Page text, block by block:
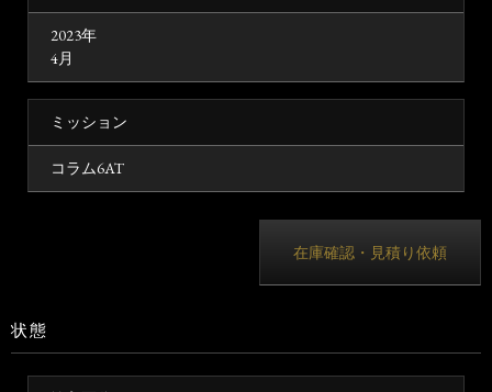
2023年
4月
ミッション
コラム6AT
在庫確認・見積り依頼
状態